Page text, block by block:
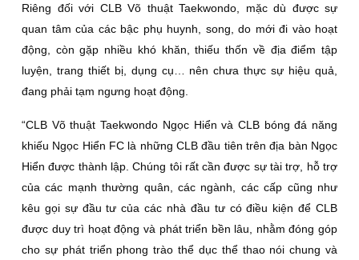
Riêng đối với CLB Võ thuật Taekwondo, mặc dù được sự
quan tâm của các bậc phụ huynh, song, do mới đi vào hoạt
động, còn gặp nhiều khó khăn, thiếu thốn về địa điểm tập
luyện, trang thiết bị, dụng cụ… nên chưa thực sự hiệu quả,
đang phải tạm ngưng hoạt động.
“CLB Võ thuật Taekwondo Ngọc Hiển và CLB bóng đá năng
khiếu Ngọc Hiển FC là những CLB đầu tiên trên địa bàn Ngọc
Hiển được thành lập. Chúng tôi rất cần được sự tài trợ, hỗ trợ
của các mạnh thường quân, các ngành, các cấp cũng như
kêu gọi sự đầu tư của các nhà đầu tư có điều kiện để CLB
được duy trì hoạt động và phát triển bền lâu, nhằm đóng góp
cho sự phát triển phong trào thể dục thể thao nói chung và